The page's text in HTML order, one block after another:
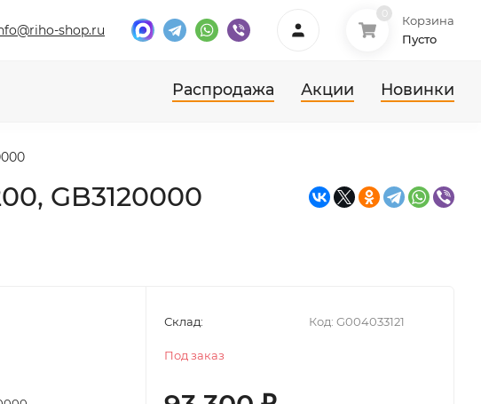
shop.ru
Корзина
Пусто
Распродажа Акции Новинки
GB3120000
Код: G004033121
Склад:
Под заказ